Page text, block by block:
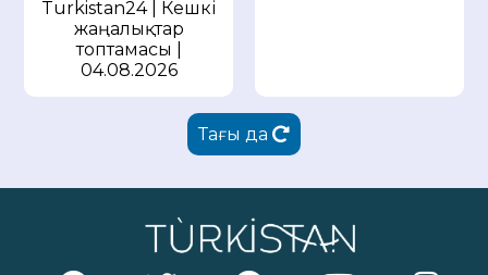
Turkistan24 | Кешкі
жаңалықтар
топтамасы |
04.08.2026
Тағы да